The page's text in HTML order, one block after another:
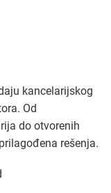
kancelarijskog
Od
do otvorenih
rešenja.